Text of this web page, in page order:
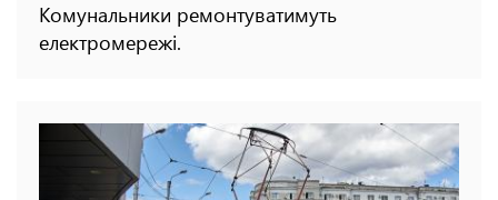
Комунальники ремонтуватимуть
електромережі.